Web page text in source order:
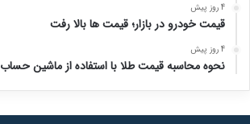
4 روز پیش
قیمت خودرو در بازار؛ قیمت ها بالا رفت
4 روز پیش
نحوه محاسبه قیمت طلا با استفاده از ماشین حساب